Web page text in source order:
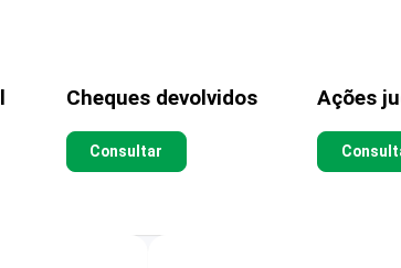
Cheques devolvidos
Consultar
Ações